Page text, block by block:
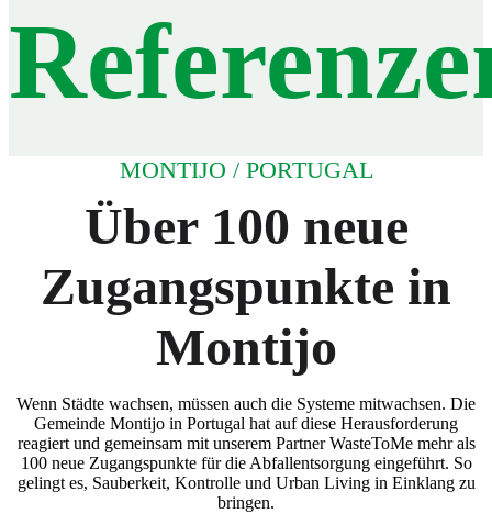
MONTIJO / PORTUGAL
Über 100 neue
Zugangspunkte in
Montijo
Wenn Städte wachsen, müssen auch die Systeme mitwachsen. Die
Gemeinde Montijo in Portugal hat auf diese Herausforderung
reagiert und gemeinsam mit unserem Partner WasteToMe mehr als
100 neue Zugangspunkte für die Abfallentsorgung eingeführt. So
gelingt es, Sauberkeit, Kontrolle und Urban Living in Einklang zu
bringen.